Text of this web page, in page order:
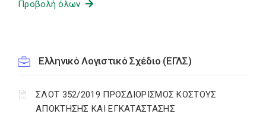
Προβολή όλων
Ελληνικό Λογιστικό Σχέδιο (ΕΓΛΣ)
ΣΛΟΤ 352/2019 ΠΡΟΣΔΙΟΡΙΣΜΟΣ ΚΟΣΤΟΥΣ
ΑΠΟΚΤΗΣΗΣ ΚΑΙ ΕΓΚΑΤΑΣΤΑΣΗΣ